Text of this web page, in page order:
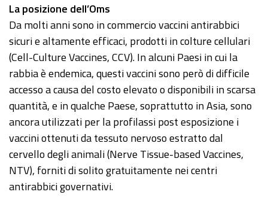
La posizione dell’Oms
Da molti anni sono in commercio vaccini antirabbici
sicuri e altamente efficaci, prodotti in colture cellulari
(Cell-Culture Vaccines, CCV). In alcuni Paesi in cui la
rabbia è endemica, questi vaccini sono però di difficile
accesso a causa del costo elevato o disponibili in scarsa
quantità, e in qualche Paese, soprattutto in Asia, sono
ancora utilizzati per la profilassi post esposizione i
vaccini ottenuti da tessuto nervoso estratto dal
cervello degli animali (Nerve Tissue-based Vaccines,
NTV), forniti di solito gratuitamente nei centri
antirabbici governativi.